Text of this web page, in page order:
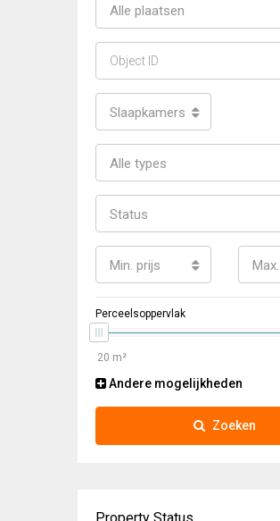
Alle plaatsen
Slaapkamers
Alle types
Status
Min. prijs
Perceelsoppervlak
Andere mogelijkheden
Zoeken